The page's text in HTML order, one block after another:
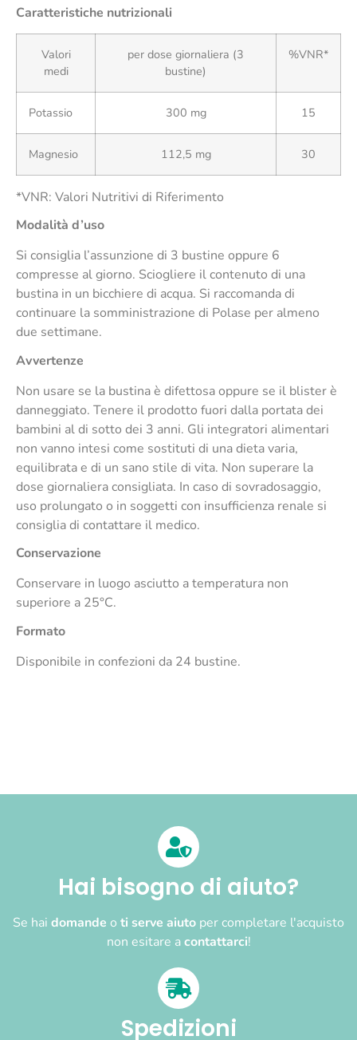
Caratteristiche nutrizionali
Valori
medi
per dose giornaliera (3
bustine)
%VNR*
Potassio 300 mg 15
Magnesio 112,5 mg 30
*VNR: Valori Nutritivi di Riferimento
Modalità d’uso
Si consiglia l’assunzione di 3 bustine oppure 6
compresse al giorno. Sciogliere il contenuto di una
bustina in un bicchiere di acqua. Si raccomanda di
continuare la somministrazione di Polase per almeno
due settimane.
Avvertenze
Non usare se la bustina è difettosa oppure se il blister è
danneggiato. Tenere il prodotto fuori dalla portata dei
bambini al di sotto dei 3 anni. Gli integratori alimentari
non vanno intesi come sostituti di una dieta varia,
equilibrata e di un sano stile di vita. Non superare la
dose giornaliera consigliata. In caso di sovradosaggio,
uso prolungato o in soggetti con insufficienza renale si
consiglia di contattare il medico.
Conservazione
Conservare in luogo asciutto a temperatura non
superiore a 25°C.
Formato
Disponibile in confezioni da 24 bustine.
Hai bisogno di aiuto?
Se hai domande o ti serve aiuto per completare l'acquisto
non esitare acontattarci!
Spedizioni